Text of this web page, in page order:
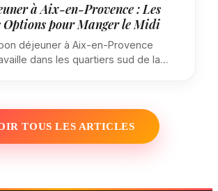
à Aix-en-Provence : Les
Options pour Manger le Midi
déjeuner à Aix-en-Provence
dans les quartiers sud de la
savoureuses et accessibles.
TOUS LES ARTICLES